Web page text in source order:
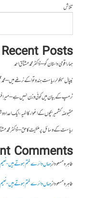
تلاش
Recent Posts
ہمارا قومی داستان گو – ڈاکٹر محمد مشتاق احمد
نیپال سیکولر ریاست ہندوتوا کے نرغے میں –
ٹرمپ کے بیان میں کوئی وزن نہیں ہے – میر
مقبوضہ کشمیر بچوں کے اغواء کا المیہ، ایک
ریاست کے وسائل پر ملکیت کا حق – ڈاکٹر محمد
Comments
طاہرہ مسعودازجہاں دائرے ختم ہوتے ہیں- نعیم
طاہرہ مسعودازجہاں دائرے ختم ہوتے ہیں- نعیم